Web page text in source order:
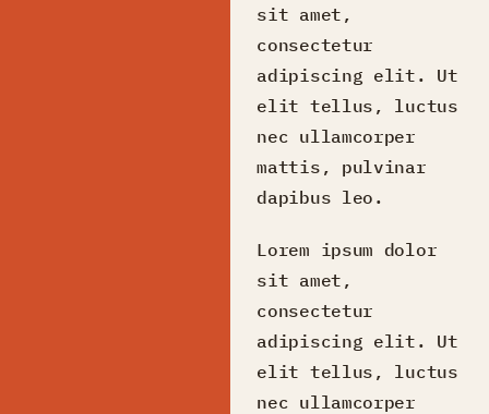
sit amet,
consectetur
adipiscing elit. Ut
elit tellus, luctus
nec ullamcorper
mattis, pulvinar
dapibus leo.
Lorem ipsum dolor
sit amet,
consectetur
adipiscing elit. Ut
elit tellus, luctus
nec ullamcorper